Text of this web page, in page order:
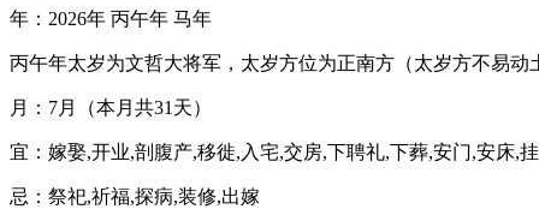
年：2026年 丙午年 马年
丙午年太岁为文哲大将军，太岁方位为正南方（太岁方不易
月：7月（本月共31天）
宜：嫁娶,开业,剖腹产,移徙,入宅,交房,下聘礼,下葬,安门,安床,
忌：祭祀,祈福,探病,装修,出嫁